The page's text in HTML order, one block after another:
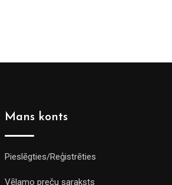
Mans konts
Pieslēgties/Reģistrēties
Vēlamo preču saraksts